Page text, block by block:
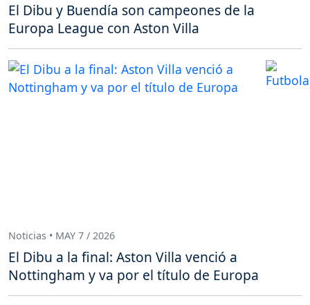
El Dibu y Buendía son campeones de la
Europa League con Aston Villa
Noticias • MAY 7 / 2026
El Dibu a la final: Aston Villa venció a
Nottingham y va por el título de Europa